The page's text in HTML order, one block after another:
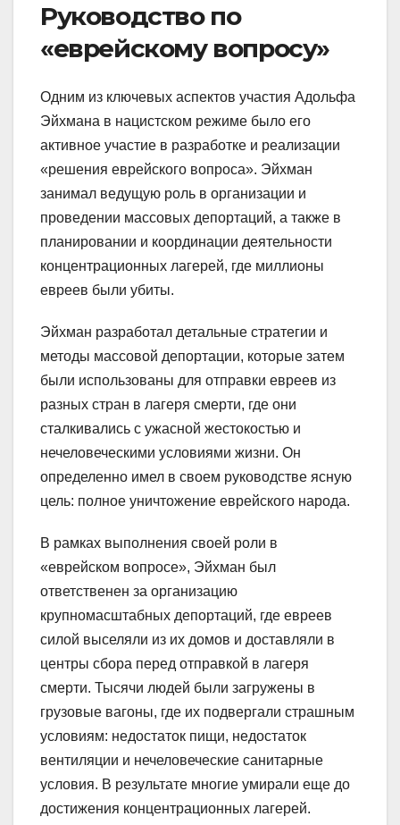
Руководство по
«еврейскому вопросу»
Одним из ключевых аспектов участия Адольфа
Эйхмана в нацистском режиме было его
активное участие в разработке и реализации
«решения еврейского вопроса». Эйхман
занимал ведущую роль в организации и
проведении массовых депортаций, а также в
планировании и координации деятельности
концентрационных лагерей, где миллионы
евреев были убиты.
Эйхман разработал детальные стратегии и
методы массовой депортации, которые затем
были использованы для отправки евреев из
разных стран в лагеря смерти, где они
сталкивались с ужасной жестокостью и
нечеловеческими условиями жизни. Он
определенно имел в своем руководстве ясную
цель: полное уничтожение еврейского народа.
В рамках выполнения своей роли в
«еврейском вопросе», Эйхман был
ответственен за организацию
крупномасштабных депортаций, где евреев
силой выселяли из их домов и доставляли в
центры сбора перед отправкой в лагеря
смерти. Тысячи людей были загружены в
грузовые вагоны, где их подвергали страшным
условиям: недостаток пищи, недостаток
вентиляции и нечеловеческие санитарные
условия. В результате многие умирали еще до
достижения концентрационных лагерей.